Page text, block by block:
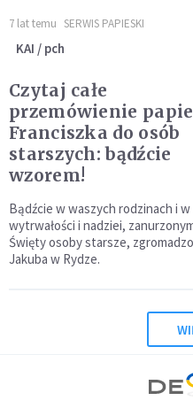
7 lat temu SERWIS PAPIESKI
KAI / pch
Czytaj całe
przemówienie
Franciszka do osób
starszych: bądźcie
wzorem!
Bądźcie w waszych rodzinach i
wytrwałości i nadziei,
Święty osoby starsze,
Jakuba w Rydze.